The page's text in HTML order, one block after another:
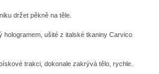
držet pěkně na těle.
hologramem, ušité z italské tkaniny Carvico
trakci, dokonale zakrývá tělo, rychle.